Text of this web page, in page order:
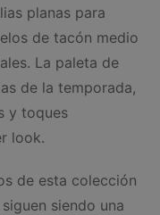
planas para
de tacón medio
La paleta de
de la temporada,
y toques
look.
de esta colección
siendo una